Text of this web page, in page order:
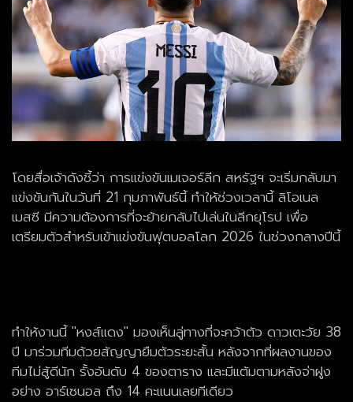
โดยสื่อเจ้าดังชี้ว่า การแข่งขันเมเจอร์ลีก สหรัฐฯ จะเริ่มกลับมา
แข่งขันกันในวันที่ 21 กุมภาพันธ์นี้ ทำให้ช่วงเวลานี้ ลิโอเนล
เมสซี มีความต้องการที่จะย้ายกลับไปเล่นในลีกยุโรป เพื่อ
เตรียมตัวสำหรับเข้าแข่งขันฟุตบอลโลก 2026 ในช่วงกลางปีนี้
ทำให้งานนี้ "หงส์แดง" มองเห็นลู่ทางที่จะคว้าตัว ดาวเตะวัย 38
ปี มาร่วมทีมด้วยสัญญายืมตัวระยะสั้น หลังจากที่ผลงานของ
ทีมไม่สู้ดีนัก รั้งอันดับ 4 ของตาราง และมีแต้มตามหลังจ่าฝูง
อย่าง อาร์เซนอล ถึง 14 คะแนนเลยทีเดียว